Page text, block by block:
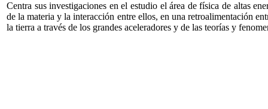
Centra sus investigaciones en el estudio el área de física de altas
de la materia y la interacción entre ellos, en una retroalimentación
la tierra a través de los grandes aceleradores y de las teorías y